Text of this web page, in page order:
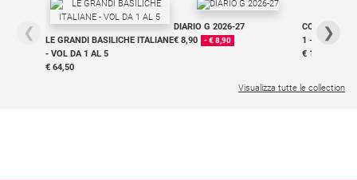
Società
❮
LE GRANDI BASILICHE ITALIANE
- VOL DA 1 AL 5
€ 64,50
DIARIO G 2026-27
€ 8,90
- € 8,90
COLLANA
1 - 2
€ 18,50
❯
Visualizza tutte le collection